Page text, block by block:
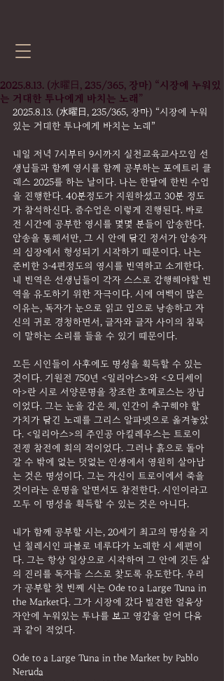
2025.8.13. (水曜日, 235/365, 장마) “시장에 누워있
는 거대한 투나에게 바치는 노래”
2025.8.13. (水曜日, 235/365, 장마) “시장에 누워
있는 거대한 투나에게 바치는 노래”
내일 저녁 7시부터 9시까지 실천교육교사모임 선
생님들과 함께 영시를 함께 공부하는 포에트리 클
래스 2025를 하는 날이다. 나는 한달에 한번 수업
을 진행한다. 40분정도가 지원하셨고 30분 정도
가 참석하신다. 줌수업은 이렇게 진행된다. 바로
전 시간에 공부한 영시를 몇몇 분들이 암송한다.
암송을 통해서만, 그 시 안에 담긴 정서가 암송자
의 심장에서 형성되기 시작하기 때문이다. 나는
준비한 3-4편정도의 영시를 번역하고 소개한다.
내 번역은 선생님들이 각자 스스로 감행해야할 번
역을 유도하기 위한 자극이다. 시에 여백이 많은
이유는, 독자가 눈으로 읽고 입으로 낭송하고 자
신의 귀로 경청하면서, 글자와 글자 사이의 침묵
이 말하는 소리를 들을 수 있기 때문이다.
모든 시인들이 사후에도 명성을 획득할 수 있는
것이다. 기원전 750년 <일리아스>와 <오디세이
아>란 시로 서양문명을 창조한 호메로스는 장님
이었다. 그는 눈을 감은 채, 인간이 추구해야 할
가치가 담긴 노래를 그리스 알파벳으로 옮겨놓았
다. <일리아스>의 주인공 아킬레우스는 트로이
전쟁 참전에 회의 적이었다. 그러나 흙으로 돌아
갈 수 밖에 없는 덧없는 인생에서 영원히 살아남
는 것은 명성이다. 그는 자신이 트로이에서 죽을
것이라는 운명을 알면서도 참전한다. 시인이라고
모두 이 명성을 획득할 수 있는 것은 아니다.
내가 함께 공부할 시는, 20세기 최고의 명성을 지
닌 칠레시인 파블로 네루다가 노래한 시 세편이
다. 그는 항상 일상으로 시작하여 그 안에 깃든 삶
의 진리를 독자들 스스로 찾도록 유도한다. 우리
가 공부할 첫 번째 시는 Ode to a Large Tuna in
the Market다. 그가 시장에 갔다 발견한 얼음상
자안에 누워있는 투나를 보고 영감을 얻어 다음
과 같이 적었다.
Ode to a Large Tuna in the Market by Pablo
Neruda